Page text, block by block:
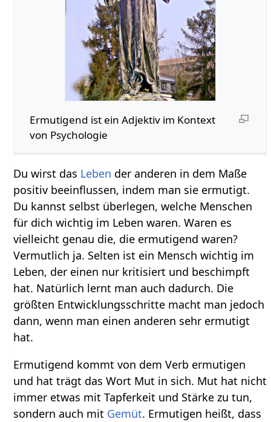
Ermutigend‏‎ ist ein Adjektiv im Kontext
von Psychologie
Du wirst das Leben der anderen in dem Maße
positiv beeinflussen, indem man sie ermutigt.
Du kannst selbst überlegen, welche Menschen
für dich wichtig im Leben waren. Waren es
vielleicht genau die, die ermutigend waren?
Vermutlich ja. Selten ist ein Mensch wichtig im
Leben, der einen nur kritisiert und beschimpft
hat. Natürlich lernt man auch dadurch. Die
größten Entwicklungsschritte macht man jedoch
dann, wenn man einen anderen sehr ermutigt
hat.
Ermutigend kommt von dem Verb ermutigen
und hat trägt das Wort Mut in sich. Mut hat nicht
immer etwas mit Tapferkeit und Stärke zu tun,
sondern auch mit Gemüt. Ermutigen heißt, dass